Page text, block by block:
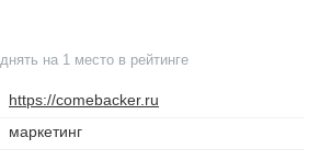
на 1 место в рейтинге
https://comebacker.ru
маркетинг